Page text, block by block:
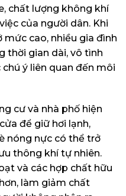
chất lượng không khí
của người dân. Khi
cao, nhiều gia đình
thời gian dài, vô tình
ý liên quan đến môi
cư và nhà phố hiện
để giữ hơi lạnh,
nóng nực có thể trở
thông khí tự nhiên.
và các hợp chất hữu
làm giảm chất